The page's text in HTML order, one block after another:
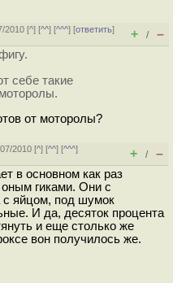
2010 [^] [^^] [^^^] [ответить]
+ / –
себе такие
от моторолы?
2010 [^] [^^] [^^^]
+ / –
в основном как раз
оным гиками. Они с
с яйцом, под шумок
И да, десяток процента
и еще столько же
вон получилось же.